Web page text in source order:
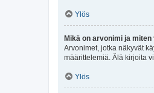
Ylös
Mikä on arvonimi ja miten
Arvonimet, jotka näkyvät
määrittelemiä. Älä kirjoita
Ylös